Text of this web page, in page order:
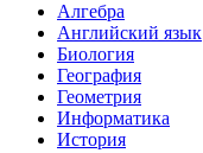
Алгебра
Английский язык
Биология
География
Геометрия
Информатика
История